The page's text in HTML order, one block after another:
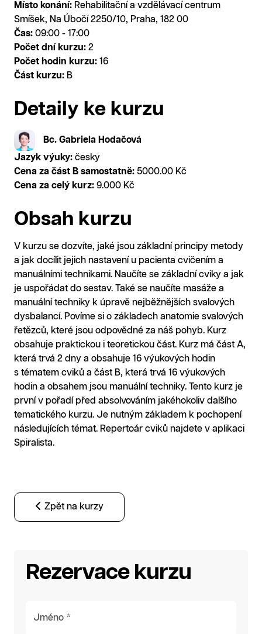
Místo konání: Rehabilitační a vzdělávací centrum
Smíšek, Na Úbočí 2250/10, Praha, 182 00
Čas: 09:00 - 17:00
Počet dní kurzu: 2
Počet hodin kurzu: 16
Část kurzu: B
Detaily ke kurzu
Bc. Gabriela Hodačová
Jazyk výuky: česky
Cena za část B samostatně: 5000.00 Kč
Cena za celý kurz: 9.000 Kč
Obsah kurzu
V kurzu se dozvíte, jaké jsou základní principy metody
a jak docílit jejich nastavení u pacienta cvičením a
manuálními technikami. Naučíte se základní cviky a jak
je uspořádat do sestav. Také se naučíte masáže a
manuální techniky k úpravě nejběžnějších svalových
dysbalancí. Povíme si o základech anatomie svalových
řetězců, které jsou odpovědné za náš pohyb. Kurz
obsahuje praktickou i teoretickou část. Kurz má část A,
která trvá 2 dny a obsahuje 16 výukových hodin
s tématem cviků a část B, která trvá 16 výukových
hodin a obsahem jsou manuální techniky. Tento kurz je
první v pořadí před absolvováním jakéhokoliv dalšího
tematického kurzu. Je nutným základem k pochopení
následujících témat. Repertoár cviků najdete v aplikaci
Spiralista.
Zpět na kurzy
Rezervace kurzu
Jméno *